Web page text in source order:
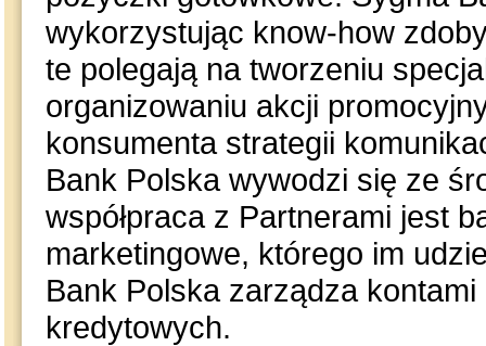
wykorzystując know-how
te polegają na tworzeniu
organizowaniu akcji
konsumenta strategii
Bank Polska wywodzi się ze
współpraca z Partnerami jest
marketingowe, którego im
Bank Polska zarządza
kredytowych.